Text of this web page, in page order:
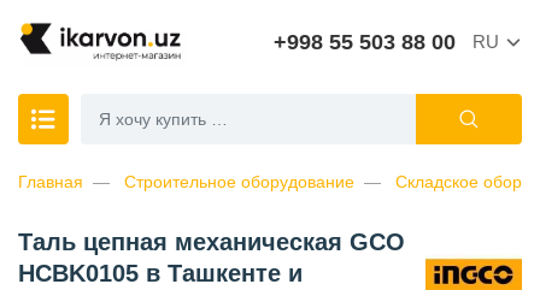
+998 55 503 88 00 RU
Главная Строительное оборудование Складское
Таль цепная механическая GCO
HCBK0105 в Ташкенте и